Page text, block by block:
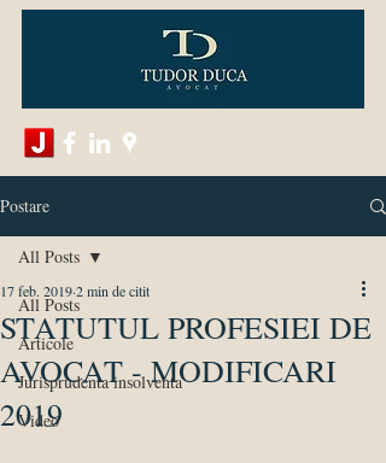
Postare
All Posts
Articole
Jurisprudenta insolventa
Video
All Posts
STATUTUL PROFESIEI DE
AVOCAT - MODIFICARI
2019
17 feb. 20192 min de citit